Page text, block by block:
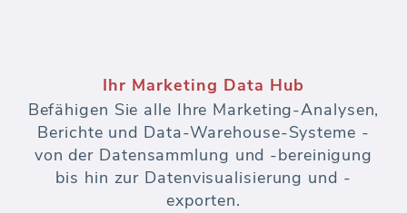
Ihr Marketing Data Hub
Befähigen Sie alle Ihre Marketing-Analysen,
Berichte und Data-Warehouse-Systeme -
von der Datensammlung und -bereinigung
bis hin zur Datenvisualisierung und -
exporten.